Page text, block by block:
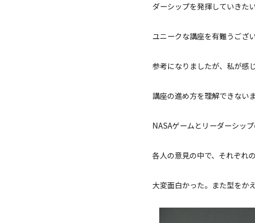
ダーシップを発揮していきた
ユニークな講座を有難うござ
参考になりましたが、私が感
講座の進め方を理解できない
NASAゲームとリーダーシッ
各人の意見の中で、それぞれ
大変面白かった。また型をか